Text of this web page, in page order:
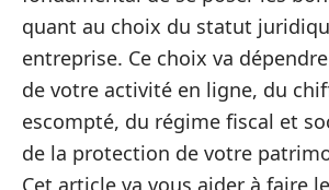
quant au choix du statut
entreprise. Ce choix va
de votre activité en ligne, du
escompté, du régime fiscal et
de la protection de votre
Cet article va vous aider à faire